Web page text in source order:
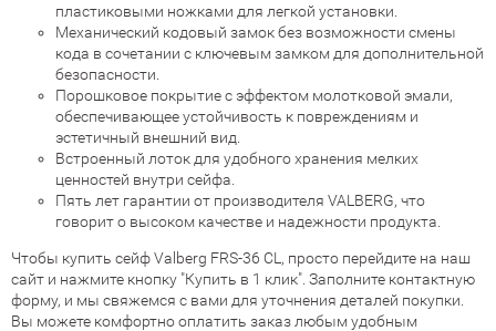
пластиковыми ножками для легкой установки.
Механический кодовый замок без возможности смены
кода в сочетании с ключевым замком для дополнительной
безопасности.
Порошковое покрытие с эффектом молотковой эмали,
обеспечивающее устойчивость к повреждениям и
эстетичный внешний вид.
Встроенный лоток для удобного хранения мелких
ценностей внутри сейфа.
Пять лет гарантии от производителя VALBERG, что
говорит о высоком качестве и надежности продукта.
Чтобы купить сейф Valberg FRS-36 CL, просто перейдите на наш
сайт и нажмите кнопку "Купить в 1 клик". Заполните контактную
форму, и мы свяжемся с вами для уточнения деталей покупки.
Вы можете комфортно оплатить заказ любым удобным